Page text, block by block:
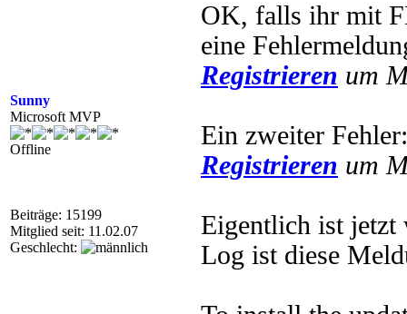
Sunny
Microsoft MVP
Offline
Beiträge: 15199
Mitglied seit: 11.02.07
Geschlecht:
OK, falls ihr mit
eine
Registrieren um
Ein zweiter
Registrieren um
Eigentlich ist jetzt
Log ist diese